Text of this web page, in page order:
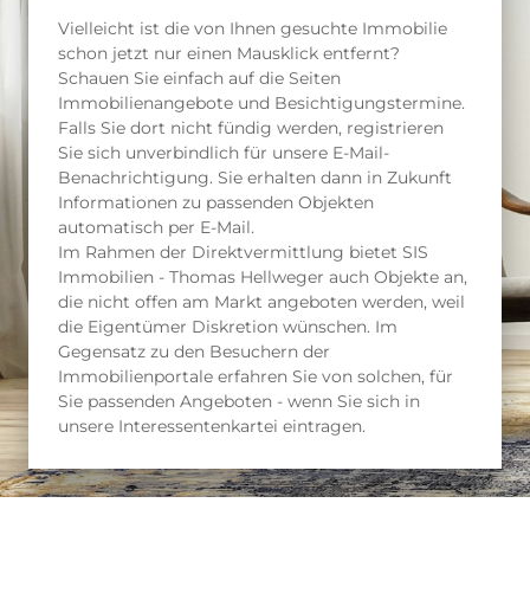
Vielleicht ist die von Ihnen gesuchte Immobilie
schon jetzt nur einen Mausklick entfernt?
Schauen Sie einfach auf die Seiten
Immobilienangebote und Besichtigungstermine.
Falls Sie dort nicht fündig werden, registrieren
Sie sich unverbindlich für unsere E-Mail-
Benachrichtigung. Sie erhalten dann in Zukunft
Informationen zu passenden Objekten
automatisch per E-Mail.
Im Rahmen der Direktvermittlung bietet SIS
Immobilien - Thomas Hellweger auch Objekte an,
die nicht offen am Markt angeboten werden, weil
die Eigentümer Diskretion wünschen. Im
Gegensatz zu den Besuchern der
Immobilienportale erfahren Sie von solchen, für
Sie passenden Angeboten - wenn Sie sich in
unsere Interessentenkartei eintragen.